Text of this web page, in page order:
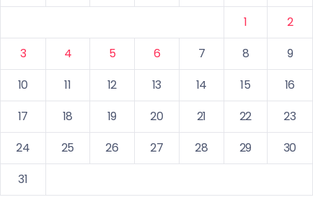
1
2
3
4 5 6 7 8
9
10
11 12 13 14 15
16
17
18 19 20 21 22
23
24
25 26 27 28 29
30
31